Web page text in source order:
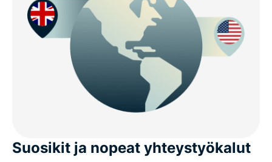
Suosikit ja nopeat yhteystyökalut